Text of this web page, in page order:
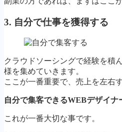
3. 自分で仕事を獲得する
クラウドソーシングで経験を積
様を集めていきます。
ここが一番重要で、売上を左右
自分で集客できるWEBデザイナ
これが一番大切な事です。